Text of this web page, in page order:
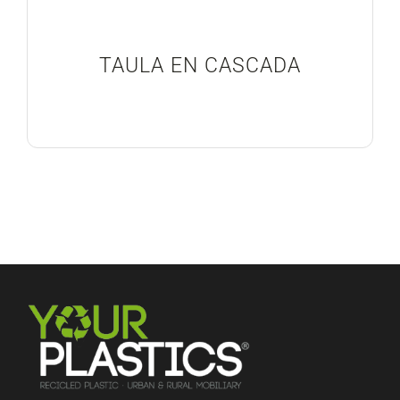
Projectes Realitzats
TAULA EN CASCADA